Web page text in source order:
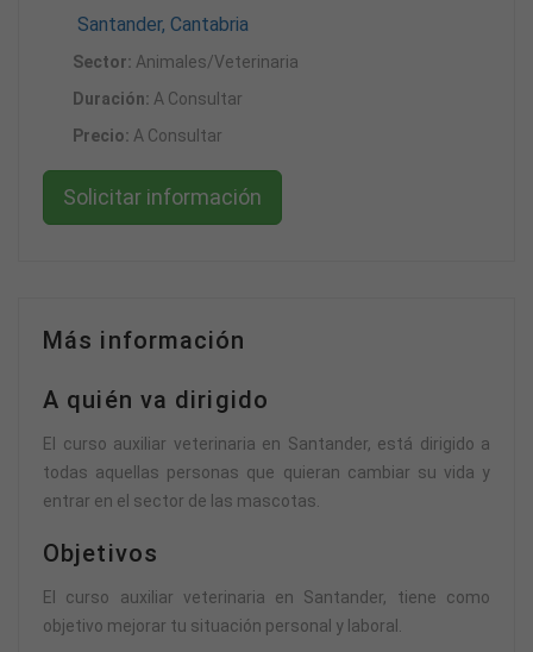
Santander, Cantabria
Sector: Animales/Veterinaria
Duración: A Consultar
Precio: A Consultar
Solicitar información
Más información
A quién va dirigido
El curso auxiliar veterinaria en Santander, está dirigido a
todas aquellas personas que quieran cambiar su vida y
entrar en el sector de las mascotas.
Objetivos
El curso auxiliar veterinaria en Santander, tiene como
objetivo mejorar tu situación personal y laboral.